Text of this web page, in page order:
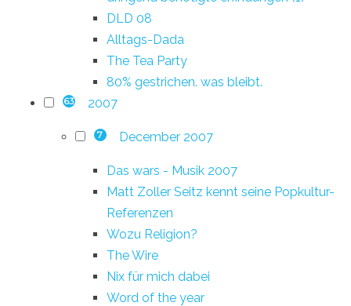
DLD 08
Alltags-Dada
The Tea Party
80% gestrichen. was bleibt.
63 2007
7 December 2007
Das wars - Musik 2007
Matt Zoller Seitz kennt seine Popkultur-
Referenzen
Wozu Religion?
The Wire
Nix für mich dabei
Word of the year